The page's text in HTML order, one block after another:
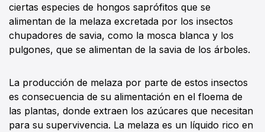
ciertas especies de hongos saprófitos que se
alimentan de la melaza excretada por los insectos
chupadores de savia, como la mosca blanca y los
pulgones, que se alimentan de la savia de los árboles.
La producción de melaza por parte de estos insectos
es consecuencia de su alimentación en el floema de
las plantas, donde extraen los azúcares que necesitan
para su supervivencia. La melaza es un líquido rico en